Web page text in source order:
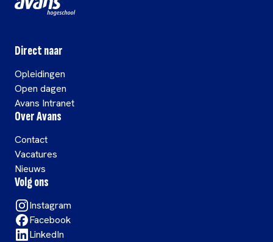
Direct naar
Opleidingen
Open dagen
Avans Intranet
Over Avans
Contact
Vacatures
Nieuws
Volg ons
Instagram
Facebook
LinkedIn